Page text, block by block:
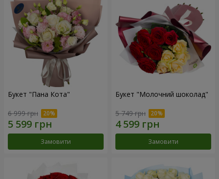
Букет "Пана Кота"
6 999 грн
Замовити
Букет "Молочний шоколад"
5 749 грн
Замовити